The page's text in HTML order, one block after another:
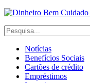
Notícias
Benefícios Sociais
Cartões de crédito
Empréstimos